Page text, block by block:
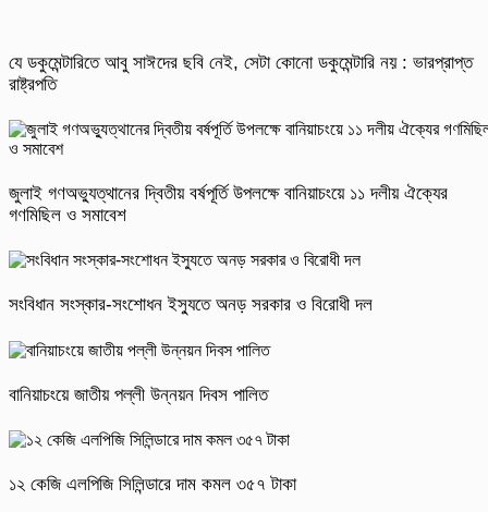
যে ডকুমেন্টারিতে আবু সাঈদের ছবি নেই, সেটা কোনো ডকুমেন্টারি নয় : ভারপ্রাপ্ত
রাষ্ট্রপতি
জুলাই গণঅভ্যুত্থানের দ্বিতীয় বর্ষপূর্তি উপলক্ষে বানিয়াচংয়ে ১১ দলীয় ঐক্যের
গণমিছিল ও সমাবেশ
সংবিধান সংস্কার-সংশোধন ইস্যুতে অনড় সরকার ও বিরোধী দল
বানিয়াচংয়ে জাতীয় পল্লী উন্নয়ন দিবস পালিত
১২ কেজি এলপিজি সিলিন্ডারে দাম কমল ৩৫৭ টাকা